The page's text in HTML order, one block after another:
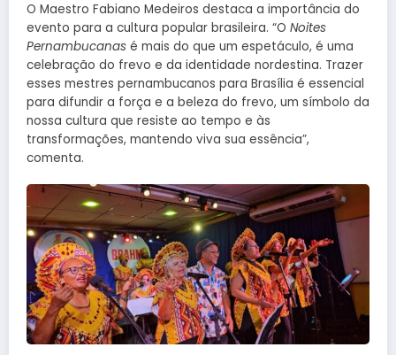
O Maestro Fabiano Medeiros destaca a importância do
evento para a cultura popular brasileira. “O Noites
Pernambucanas é mais do que um espetáculo, é uma
celebração do frevo e da identidade nordestina. Trazer
esses mestres pernambucanos para Brasília é essencial
para difundir a força e a beleza do frevo, um símbolo da
nossa cultura que resiste ao tempo e às
transformações, mantendo viva sua essência”,
comenta.